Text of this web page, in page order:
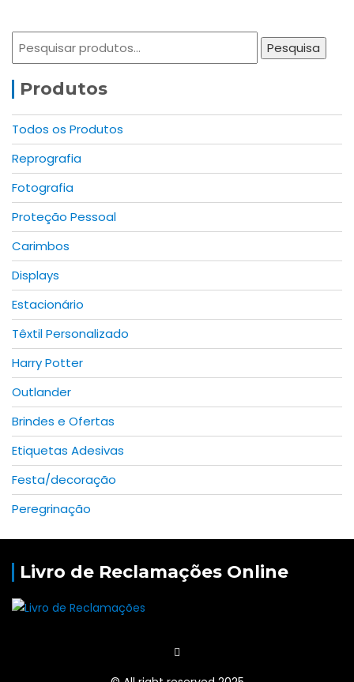
Pesquisar
Pesquisa
Produtos
Todos os Produtos
Reprografia
Fotografia
Proteção Pessoal
Carimbos
Displays
Estacionário
Têxtil Personalizado
Harry Potter
Outlander
Brindes e Ofertas
Etiquetas Adesivas
Festa/decoração
Peregrinação
Livro de Reclamações Online